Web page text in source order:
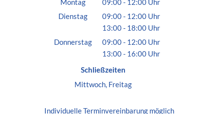
Montag 09:00- 12:00Uhr
Von 09:00 bis 12:00 Uhr
Dienstag 09:00- 12:00Uhr
Von 09:00 bis 12:00 Uhr
13:00- 18:00Uhr
Von 13:00 bis 18:00 Uhr
Donnerstag 09:00- 12:00Uhr
Von 09:00 bis 12:00 Uhr
13:00- 16:00Uhr
Schließzeiten
Mittwoch, Freitag
IndividuelleTerminvereinbarungmöglich